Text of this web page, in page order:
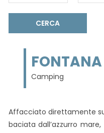
FONTANA
Camping
Affacciato direttamente
baciata dall’azzurro mare,